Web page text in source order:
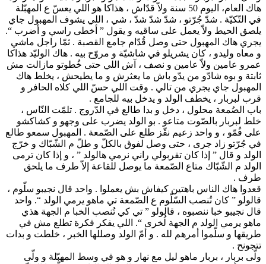
هاك العام، اليوم 50 سنة ولاّ قدّاش ، هذاكا هو اللي يعسّ ع المهبّلة
في التّكيّة . شدّ جُرّتو ، شدّ شدّ شدّ ، شي ، اللي يشوف المهبول جاي
يلصق الحيط ولاّ يعمل على ساقيه و يقول ” أخطى راسي و أضرب “.
يجري هاك المهبول حتى وصل قُدّام جامع القصبة . ثمّا راجل ماشي
و معاه وليدو ، كان يشريلو في شاشيّة و مروّح بيه . هاك الوليّد هذاكا
عمرو عامين ولاّ عامين و نصف ، آش اللي حتى خُطوتو مازالت مش
ثابتة و بوه شادّو من يدّو باش ما يعثرش و ما يطيحش ، يخلط هاك
المهبول جاي يجري من تالي . وقت اللي حسّ اللي كلاه الحافر و
قرب لبربار ، يخطف الولد و يدخل بيه للجامع .
باب الصُمعة محلول ، دخل و بدا طالع في الدّروج . تلمّت النّاس ،
خلط لبربار بالصّوت متاعو . بو الولد يضرب على وجهو و كشاكشو
على فُمّو ، و واحد زعيم نقّز طلع على الصّمعة . المهبول سمعو طالع
في جُرّتو زاد جرى ، حتى وصل لفوق بالكلّ و طلّ م الشّبّاك و خرّج
الولد و قال ” إذا كان تقربولي راني نرمي هالولد ” ، و إذا كان ترمى
الولد م الشّبّاك متاع الصّمعة ما يوصل للقاعة إلاّ طرف ما يلحق
طرف .
قعدوا هاك الناس باهتين كيفاش بش يعملوا . واحد قال نجيبو سلّوم ،
قالولو ” كان تُنصب السّلّوم ع الصّمعة تي ماهو يرمي الولد “. واحد
قال نجيبو خبا ننصبوه ، قالولو ” تي كي تُنصب الخبا م الجهة هذي
ماهو يرمي الولد م الجهة لُخرى “. اللي يفكر فكرة تطلع مش في
طريقها و سلّموا أمرهم لله . و أمّ الولد وصللها الخبر ، خلطت و بدات
تتجونح .
ولّى بربار ، بربار ماهو ليل مع نهار و هو في وسط المهبّلة و ولّى